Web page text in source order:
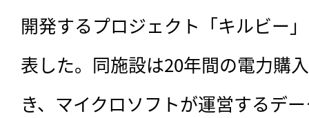
開発するプロジェクト「キルビー
表した。同施設は20年間の電力購
き、マイクロソフトが運営するデ